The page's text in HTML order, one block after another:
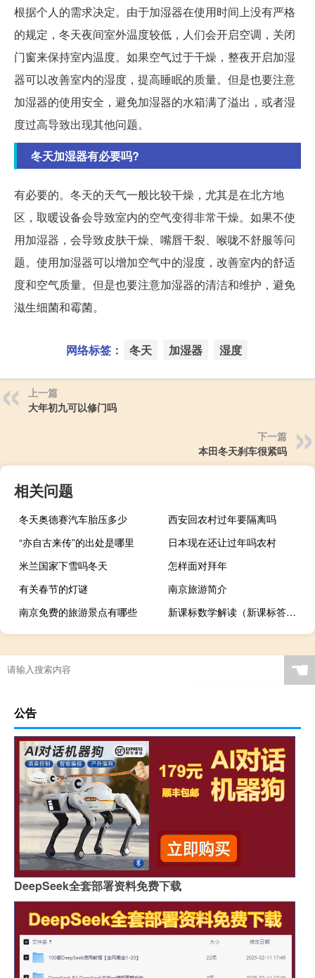
根据个人的需求决定。由于加湿器在使用时间上没有严格
的规定，冬天夜间室外温度较低，人们会开启空调，关闭
门窗来保持室内温度。如果空气过于干燥，整夜开启加湿
器可以改善室内的湿度，提高睡眠的质量。但是也要注意
加湿器的使用安全，避免加湿器的水箱满了溢出，或者湿
度过高导致出现其他问题。
冬天加湿器有必要吗?
有必要的。冬天的天气一般比较干燥，尤其是在北方地
区，取暖设备会导致室内的空气变得非常干燥。如果不使
用加湿器，会导致皮肤干燥、嘴唇干裂、喉咙不舒服等问
题。使用加湿器可以增加空气中的湿度，改善室内的舒适
度和空气质量。但是也要注意加湿器的清洁和维护，避免
滋生细菌和霉菌。
网络标签： 冬天 加湿器 湿度
上一篇
大年初九可以修门吗
下一篇
本田冬天刹车很紧吗
相关问题
冬天奥德赛汽车胎压多少
西安回农村过年要隔离吗
“亦自古来传”的出处是哪里
日本现在还让过年吗农村
米兰国家下雪吗冬天
怎样面对拜年
有关春节的灯谜
南京旅游简介
南京免费的旅游景点有哪些
新课标数学解读（新课标答案）
☚
公告
DeepSeek全套部署资料免费下载